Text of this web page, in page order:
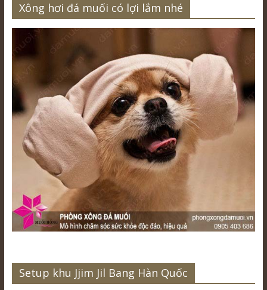
Xông hơi đá muối có lợi lắm nhé
Setup khu Jjim Jil Bang Hàn Quốc